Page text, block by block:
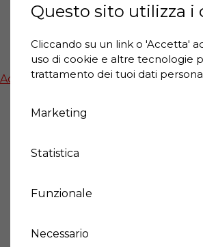
Wikipedia: Citta' Di Castello
Mappa
Activate functional cookies to show
Condividi
Sono interessato
Questo sito utilizza i
Cliccando su un link o 'Accetta'
uso di cookie e altre tecnologie
trattamento dei tuoi dati
Marketing
Statistica
Funzionale
Necessario